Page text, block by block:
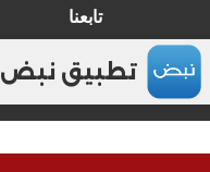
تابعنا
تطبيق نبض